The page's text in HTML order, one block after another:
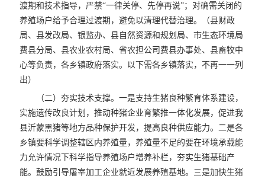
渡期和技术指导，严禁“一律关停、先停再说”；对确需关闭的
养殖场户给予合理过渡期，避免以清理代替治理。（县财政
局、县发改局、银监办、县自然资源和规划局、市生态环境局
费县分局、县农业农村局、省农担公司费县办事处、县畜牧中
心等负责，各乡镇政府落实。以下需各乡镇落实，不再一一列
出）
（二）夯实技术支撑。一是支持生猪良种繁育体系建设，
实施遗传改良计划，推动种猪企业育繁推一体化发展，促进我
县沂蒙黑猪等地方品种保护开发，提高良种供应能力。二是各
乡镇要科学调整辖区内养殖量，养殖量不足的要在环境承载能
力允许情况下科学指导养殖场户增养补栏，夯实生猪基础产
能。鼓励引导屠宰加工企业就近发展养殖基地。三是加快生猪